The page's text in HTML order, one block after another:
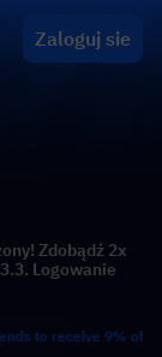
Zaloguj sie
Zdobądź 2x
Logowanie
9% off